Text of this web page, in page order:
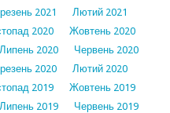
2021
Лютий 2021
2020
Жовтень 2020
Липень 2020
Червень 2020
2020
Лютий 2020
2019
Жовтень 2019
Липень 2019
Червень 2019